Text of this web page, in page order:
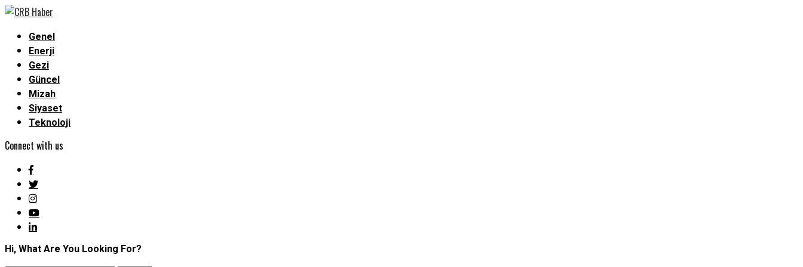
Genel
Enerji
Gezi
Güncel
Mizah
Siyaset
Teknoloji
Connect with us
Hi, What Are You Looking For?